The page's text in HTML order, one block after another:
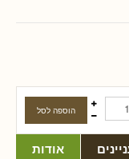
אודות